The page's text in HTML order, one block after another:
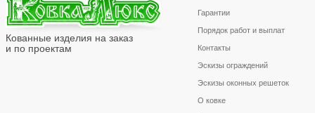
Кованные изделия на заказ
и по проектам
Гарантии
Порядок работ и выплат
Контакты
Эскизы ограждений
Эскизы оконных решеток
О ковке